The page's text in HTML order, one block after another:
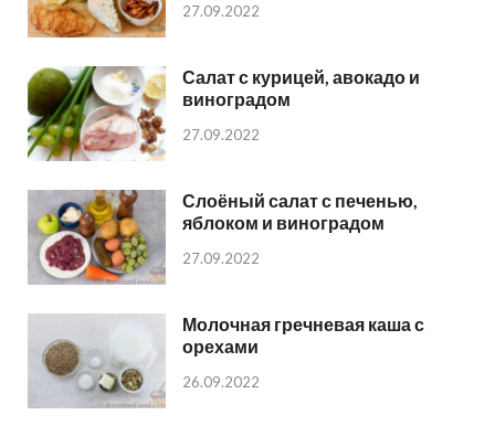
27.09.2022
Салат с курицей, авокадо и
виноградом
27.09.2022
Слоёный салат с печенью,
яблоком и виноградом
27.09.2022
Молочная гречневая каша с
орехами
26.09.2022